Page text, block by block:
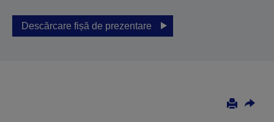
Descărcare fișă de prezentare